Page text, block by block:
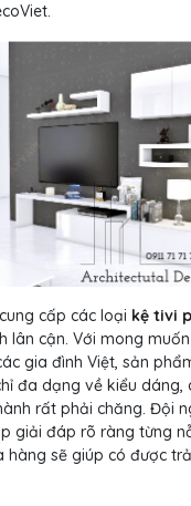
cấp các loại kệ tivi
lân cận. Với mong
gia đình Việt, sản
đa dạng về kiểu dáng,
rất phải chăng. Đội
giải đáp rõ ràng từng
hàng sẽ giúp có được